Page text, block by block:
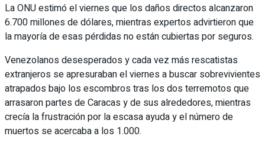
La ONU estimó el viernes que los daños directos alcanzaron
6.700 millones de dólares, mientras expertos advirtieron que
la mayoría de esas pérdidas no están cubiertas por seguros.
Venezolanos desesperados y cada vez más rescatistas
extranjeros se apresuraban el viernes a buscar sobrevivientes
atrapados bajo los escombros tras los dos terremotos que
arrasaron partes de Caracas y de sus alrededores, mientras
crecía la frustración por la escasa ayuda y el número de
muertos se acercaba a los 1.000.